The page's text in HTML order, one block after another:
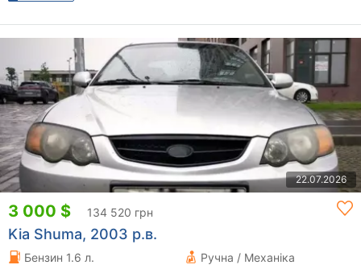
22.07.2026
3 000 $ 134 520 грн
Kia Shuma, 2003 р.в.
Бензин 1.6 л.
Ручна / Механіка